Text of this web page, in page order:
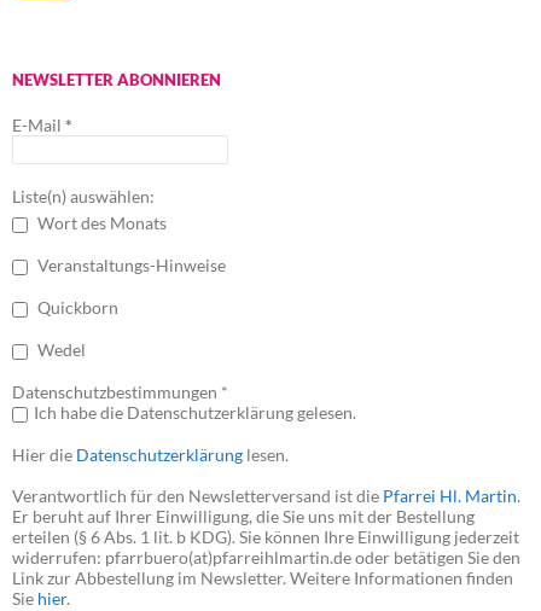
NEWSLETTER ABONNIEREN
E-Mail *
Liste(n) auswählen:
Wort des Monats
Veranstaltungs-Hinweise
Quickborn
Wedel
Datenschutzbestimmungen *
Ich habe die Datenschutzerklärung gelesen.
Hier die Datenschutzerklärung lesen.
Verantwortlich für den Newsletterversand ist die Pfarrei Hl. Martin.
Er beruht auf Ihrer Einwilligung, die Sie uns mit der Bestellung
erteilen (§ 6 Abs. 1 lit. b KDG). Sie können Ihre Einwilligung jederzeit
widerrufen: pfarrbuero(at)pfarreihlmartin.de oder betätigen Sie den
Link zur Abbestellung im Newsletter. Weitere Informationen finden
Sie hier.